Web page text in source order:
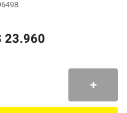
23.960